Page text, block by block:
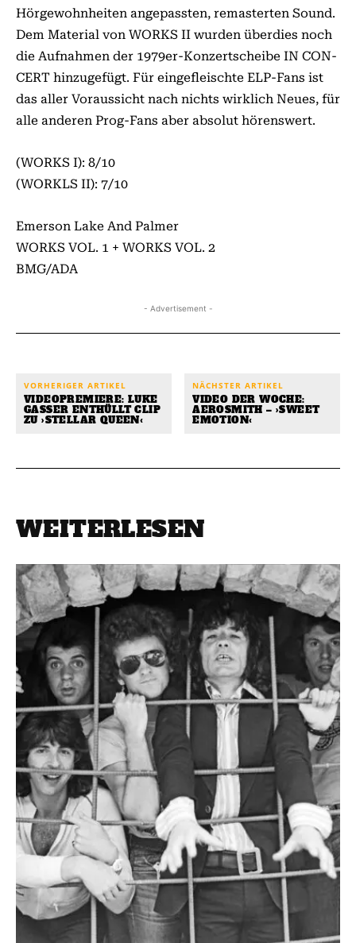
Hörge­wohnheiten angepassten, remasterten Sound.
Dem Material von WORKS II wurden überdies noch
die Aufnahmen der 1979er-Konzertscheibe IN CON­
CERT hinzugefügt. Für eingefleischte ELP-Fans ist
das aller Voraussicht nach nichts wirklich Neues, für
alle anderen Prog-Fans aber absolut hörenswert.
(WORKS I): 8/10
(WORKLS II): 7/10
Emerson Lake And Palmer
WORKS VOL. 1 + WORKS VOL. 2
BMG/ADA
- Advertisement -
VORHERIGER ARTIKEL
VIDEOPREMIERE: LUKE
GASSER ENTHÜLLT CLIP
ZU ›STELLAR QUEEN‹
NÄCHSTER ARTIKEL
VIDEO DER WOCHE:
AEROSMITH – ›SWEET
EMOTION‹
WEITERLESEN